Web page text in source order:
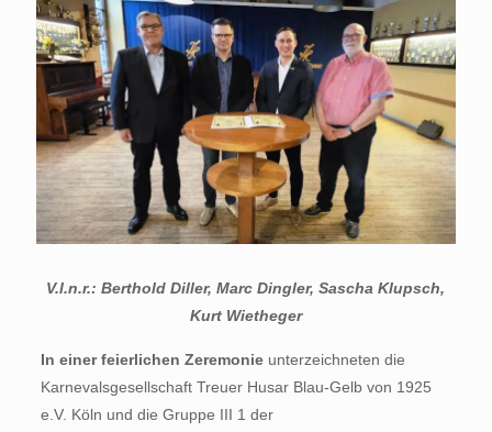
V.l.n.r.: Berthold Diller, Marc Dingler, Sascha Klupsch,
Kurt Wietheger
In einer feierlichen Zeremonieunterzeichneten die
Karnevalsgesellschaft Treuer Husar Blau-Gelb von 1925
e.V. Köln und die Gruppe III 1 der